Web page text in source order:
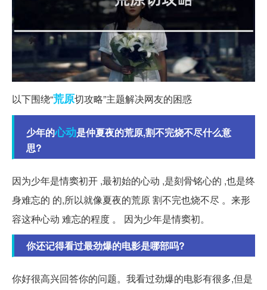
以下围绕“荒原切攻略”主题解决网友的困惑
少年的心动是仲夏夜的荒原,割不完烧不尽什么意
思?
因为少年是情窦初开 ,最初始的心动 ,是刻骨铭心的 ,也是终
身难忘的 的,所以就像夏夜的荒原 割不完也烧不尽 。来形
容这种心动 难忘的程度 。 因为少年是情窦初。
你还记得看过最劲爆的电影是哪部吗?
你好很高兴回答你的问题。我看过劲爆的电影有很多,但是